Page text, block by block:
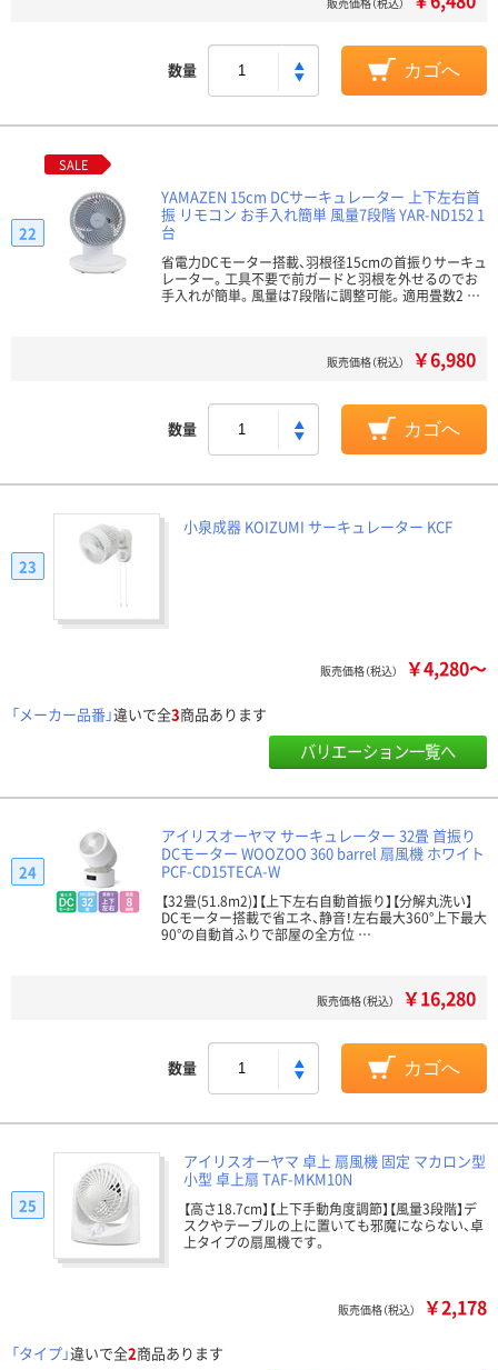
数量 カゴへ
SALE
YAMAZEN 15cm DCサーキュレーター 上下左右首
振 リモコン お手入れ簡単 風量7段階 YAR-ND152 1
台
省電力DCモーター搭載、羽根径15cmの首振りサーキュ
レーター。工具不要で前ガードと羽根を外せるのでお
手入れが簡単。風量は7段階に調整可能。適用畳数2 …
22
販売価格（税込） ￥6,980
数量 カゴへ
小泉成器 KOIZUMI サーキュレーター KCF
23
販売価格（税込） ￥4,280～
「メーカー品番」違いで全3商品あります
バリエーション一覧へ
アイリスオーヤマ サーキュレーター 32畳 首振り
DCモーター WOOZOO 360 barrel 扇風機 ホワイト
PCF-CD15TECA-W
【32畳(51.8m2)】【上下左右自動首振り】【分解丸洗い】
DCモーター搭載で省エネ、静音！左右最大360°上下最大
90°の自動首ふりで部屋の全方位 …
24
販売価格（税込） ￥16,280
数量 カゴへ
アイリスオーヤマ 卓上 扇風機 固定 マカロン型
小型 卓上扇 TAF-MKM10N
【高さ18.7cm】【上下手動角度調節】【風量3段階】デ
スクやテーブルの上に置いても邪魔にならない、卓
上タイプの扇風機です。
25
販売価格（税込） ￥2,178
「タイプ」違いで全2商品あります